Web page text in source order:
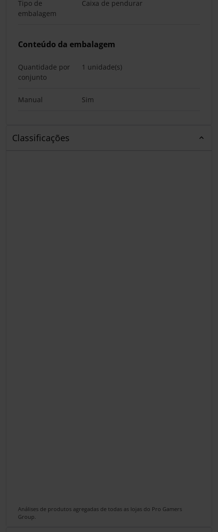
Tipo de
embalagem
Caixa de pendurar
Conteúdo da embalagem
Quantidade por
conjunto
1 unidade(s)
Manual Sim
Classificações
Análises de produtos agregadas de todas as lojas do Pro Gamers
Group.